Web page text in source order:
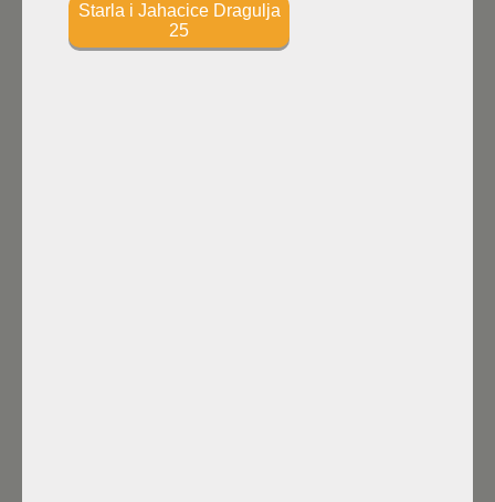
Starla i Jahacice Dragulja
25